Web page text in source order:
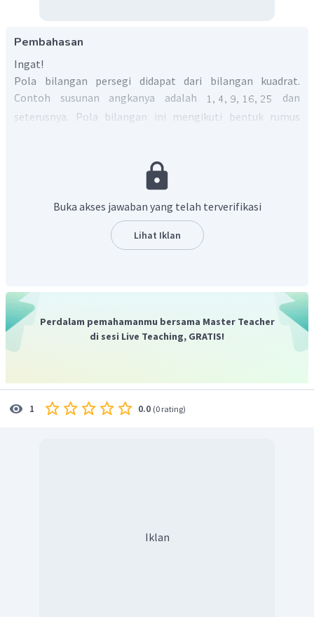
Pembahasan
Ingat!
Pola bilangan persegi didapat dari bilangan kuadrat.
Contoh susunan angkanya adalah
dan
seterusnya. Pola bilangan ini mengikuti bentuk rumus
Pada pola persegi di atas, suku ke-3 adalah 9 dan suku ke-7
adalah 49.
Jadi, pada pola persegi, suku ke-3 adalah 9 dan suku ke-
Buka akses jawaban yang telah terverifikasi
Lihat Iklan
Perdalam pemahamanmu bersama Master Teacher
di sesi Live Teaching, GRATIS!
1 0.0 (0 rating)
Iklan